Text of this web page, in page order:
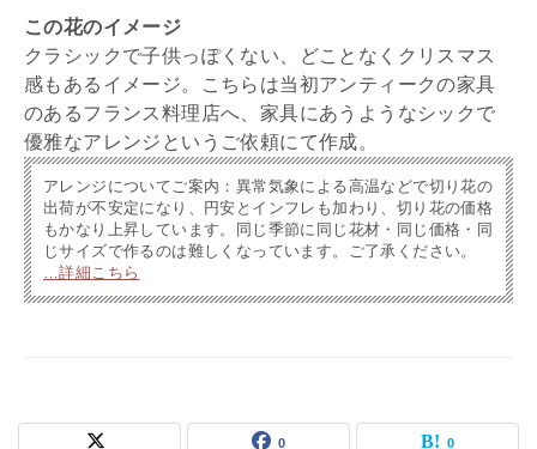
この花のイメージ
クラシックで子供っぽくない、どことなくクリスマス
感もあるイメージ。こちらは当初アンティークの家具
のあるフランス料理店へ、家具にあうようなシックで
優雅なアレンジというご依頼にて作成。
アレンジについてご案内：異常気象による高温などで切り花の
出荷が不安定になり、円安とインフレも加わり、切り花の価格
もかなり上昇しています。同じ季節に同じ花材・同じ価格・同
じサイズで作るのは難しくなっています。ご了承ください。
…詳細こちら
0 0